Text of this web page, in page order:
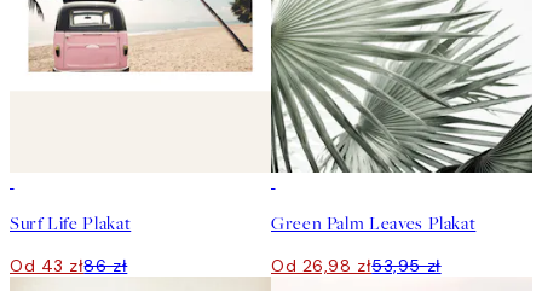
Surf Life Plakat
Od 43 zł86 zł
Green Palm Leaves Plakat
Od 26,98 zł53,95 zł